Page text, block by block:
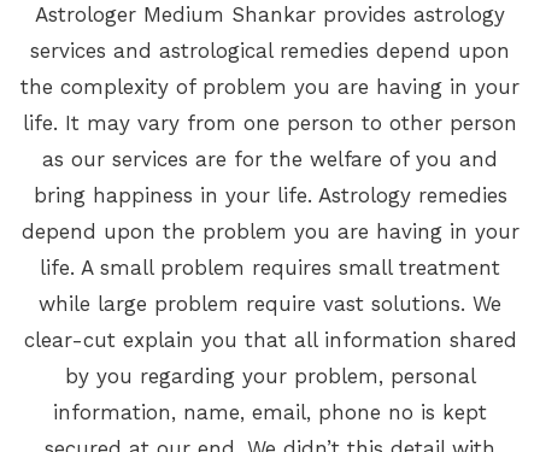
Astrologer Medium Shankar provides astrology
services and astrological remedies depend upon
the complexity of problem you are having in your
life. It may vary from one person to other person
as our services are for the welfare of you and
bring happiness in your life. Astrology remedies
depend upon the problem you are having in your
life. A small problem requires small treatment
while large problem require vast solutions. We
clear-cut explain you that all information shared
by you regarding your problem, personal
information, name, email, phone no is kept